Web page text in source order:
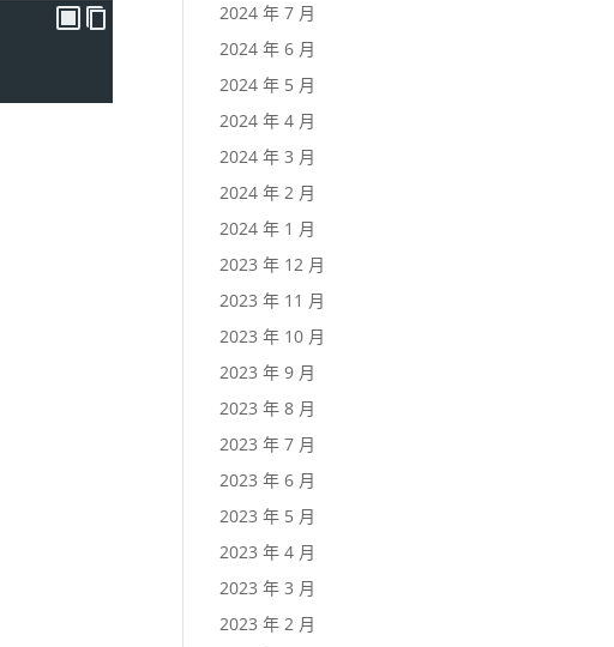
2024 年 7 月
2024 年 6 月
2024 年 5 月
2024 年 4 月
2024 年 3 月
2024 年 2 月
2024 年 1 月
2023 年 12 月
2023 年 11 月
2023 年 10 月
2023 年 9 月
2023 年 8 月
2023 年 7 月
2023 年 6 月
2023 年 5 月
2023 年 4 月
2023 年 3 月
2023 年 2 月